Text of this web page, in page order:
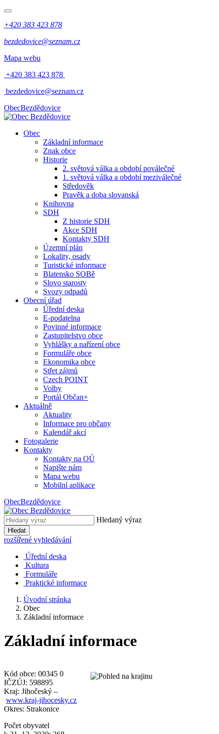
+420 383 423 878
bezdedovice@seznam.cz
Mapa webu
+420 383 423 878
bezdedovice@seznam.cz
ObecBezdědovice
Obec
Základní informace
Znak obce
Historie
2. světová válka a období poválečné
1. světová válka a období meziválečné
Středověk
Pravěk a doba slovanská
Knihovna
SDH
Z historie SDH
Akce SDH
Kontakty SDH
Územní plán
Lokality, osady
Turistické informace
Blatensko SOBě
Slovo starosty
Svozy odpadů
Obecní úřad
Úřední deska
E-podatelna
Povinné informace
Zastupitelstvo obce
Vyhlášky a nařízení obce
Formuláře obce
Ekonomika obce
Střet zájmů
Czech POINT
Volby
Portál Občan+
Aktuálně
Aktuality
Informace pro občany
Kalendář akcí
Fotogalerie
Kontakty
Kontakty na OÚ
Napište nám
Mapa webu
Mobilní aplikace
ObecBezdědovice
Hledaný výraz
Hledat
rozšířené vyhledávání
Úřední deska
Kultura
Formuláře
Praktické informace
Úvodní stránka
Obec
Základní informace
Základní informace
Kód obce: 00345 0
IČZÚJ: 598895
Kraj: Jihočeský –
www.kraj-jihocesky.cz
Okres: Strakonice
Počet obyvatel